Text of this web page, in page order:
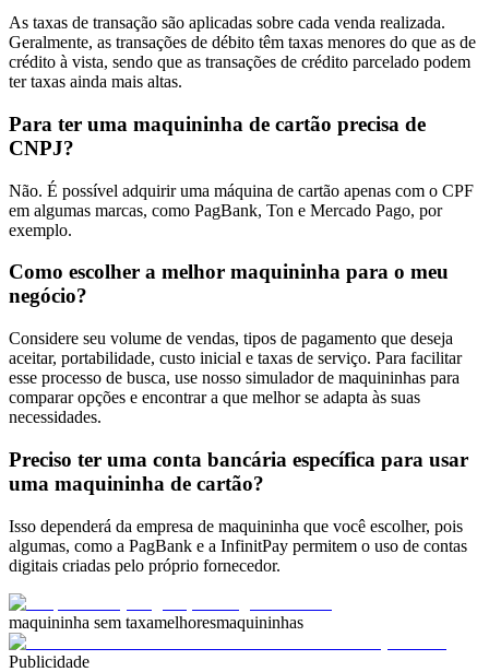
As taxas de transação são aplicadas sobre cada venda realizada.
Geralmente, as transações de débito têm taxas menores do que as de
crédito à vista, sendo que as transações de crédito parcelado podem
ter taxas ainda mais altas.
Para ter uma maquininha de cartão precisa de
CNPJ?
Não. É possível adquirir uma máquina de cartão apenas com o CPF
em algumas marcas, como PagBank, Ton e Mercado Pago, por
exemplo.
Como escolher a melhor maquininha para o meu
negócio?
Considere seu volume de vendas, tipos de pagamento que deseja
aceitar, portabilidade, custo inicial e taxas de serviço. Para facilitar
esse processo de busca, use nosso simulador de maquininhas para
comparar opções e encontrar a que melhor se adapta às suas
necessidades.
Preciso ter uma conta bancária específica para usar
uma maquininha de cartão?
Isso dependerá da empresa de maquininha que você escolher, pois
algumas, como a PagBank e a InfinitPay permitem o uso de contas
digitais criadas pelo próprio fornecedor.
maquininha sem taxamelhoresmaquininhas
Publicidade